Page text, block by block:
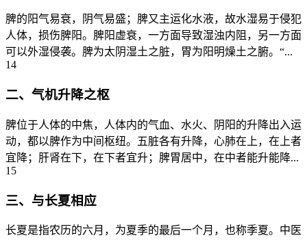
脾的阳气易衰，阴气易盛；脾又主运化水液，故水湿易于侵犯
人体，损伤脾阳。脾阳虚衰，一方面导致湿浊内阻，另一方面
可以外湿侵袭。脾为太阴湿土之脏，胃为阳明燥土之腑。“...
14
二、气机升降之枢
脾位于人体的中焦，人体内的气血、水火、阴阳的升降出入运
动，都以脾作为中间枢纽。五脏各有升降，心肺在上，在上者
宜降；肝肾在下，在下者宜升；脾胃居中，在中者能升能降...
15
三、与长夏相应
长夏是指农历的六月，为夏季的最后一个月，也称季夏。中医